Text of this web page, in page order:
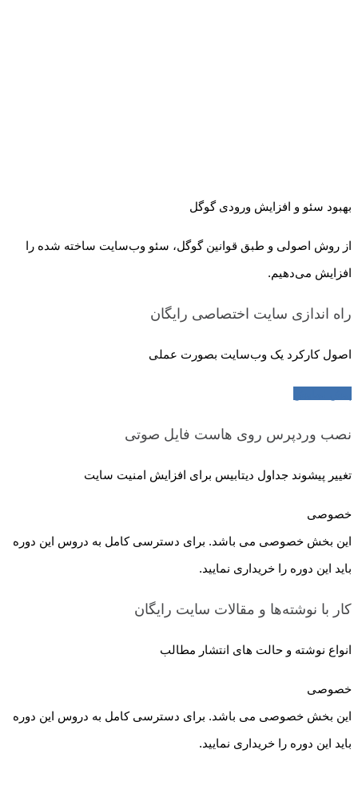
بهبود سئو و افزایش ورودی گوگل
از روش اصولی و طبق قوانین گوگل، سئو وب‌سایت ساخته شده را
افزایش می‌دهیم.
راه اندازی سایت اختصاصی رایگان
اصول کارکرد یک وب‌سایت بصورت عملی
نصب وردپرس روی هاست فایل صوتی
تغییر پیشوند جداول دیتابیس برای افزایش امنیت سایت
خصوصی
این بخش خصوصی می باشد. برای دسترسی کامل به دروس این دوره
باید این دوره را خریداری نمایید.
کار با نوشته‌ها و مقالات سایت رایگان
انواع نوشته و حالت های انتشار مطالب
خصوصی
این بخش خصوصی می باشد. برای دسترسی کامل به دروس این دوره
باید این دوره را خریداری نمایید.